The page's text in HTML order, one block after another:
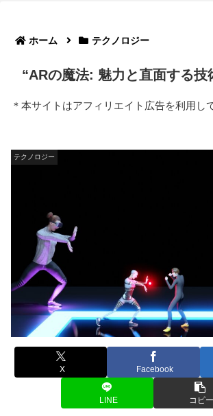
ホーム テクノロジー
“ARの魔法: 魅力と直面する技
＊本サイトはアフィリエイト広告を利用し
テクノロジー
X Facebook
LINE コピー